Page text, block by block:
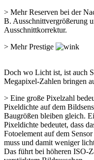
> Mehr Reserven bei der
B. Ausschnittvergrößerung
Ausschnittkorrektur.
> Mehr Prestige
Doch wo Licht ist, ist auch
Megapixel-Zahlen bringen
> Eine große Pixelzahl
Pixeldichte auf dem
Baugrößen bleiben gleich.
Pixeldichte bedeutet, dass
Fotoelement auf dem
muss und damit weniger
Das führt bei höheren ISO-